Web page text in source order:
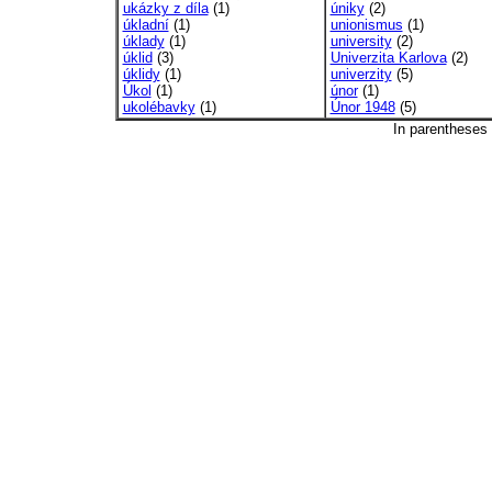
ukázky z díla(1)
úkladní(1)
úklady(1)
úklid (3)
úklidy(1)
Úkol (1)
ukolébavky(1)
úniky(2)
unionismus (1)
university(2)
Univerzita Karlova(2)
univerzity(5)
únor(1)
Únor 1948(5)
In